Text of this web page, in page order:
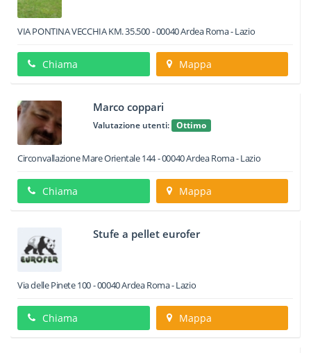
VIA PONTINA VECCHIA KM. 35.500-00040ArdeaRoma -Lazio
Chiama Mappa
Marco coppari
Valutazione utenti: Ottimo
Circonvallazione Mare Orientale 144-00040ArdeaRoma -Lazio
Chiama Mappa
Stufe a pellet eurofer
Via delle Pinete 100-00040ArdeaRoma -Lazio
Chiama Mappa